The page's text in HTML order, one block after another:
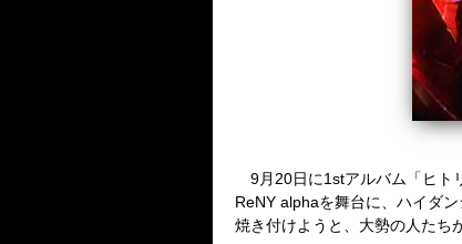
9月 20日に1stアルバム「ヒト
ReNY alphaを舞台に、ハイダ
焼き付けようと、大勢の人たち